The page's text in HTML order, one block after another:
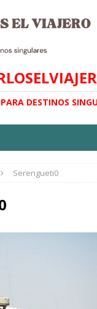
DESTINOS
Serengueti0